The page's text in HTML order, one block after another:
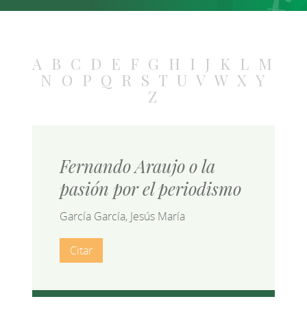
A B C D E F G H I J K L M
N O P Q R S T U V W X Y
Z
Fernando Araujo o la
pasión por el periodismo
García García, Jesús María
Citar